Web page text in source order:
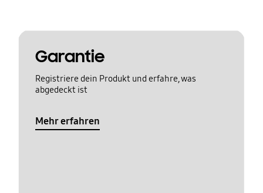
Garantie
Registriere dein Produkt und erfahre, was
abgedeckt ist
Mehr erfahren